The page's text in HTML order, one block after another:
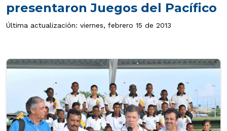
presentaron Juegos del Pacífico
Última actualización: viernes, febrero 15 de 2013